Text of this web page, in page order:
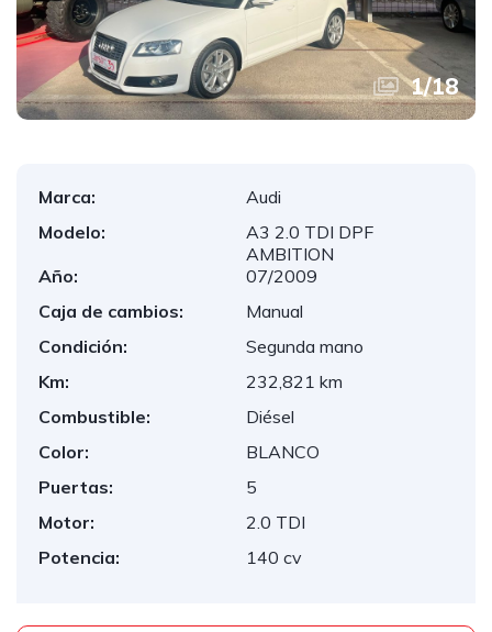
1/18
Marca:
Audi
Modelo:
A3 2.0 TDI DPF
AMBITION
Año:
07/2009
Caja de cambios:
Manual
Condición:
Segunda mano
Km:
232,821 km
Combustible:
Diésel
Color:
BLANCO
Puertas:
5
Motor:
2.0 TDI
Potencia:
140 cv